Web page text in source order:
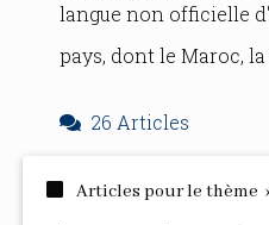
langue non officielle
pays, dont le Maroc, la
26 Articles
Articles pour le thème